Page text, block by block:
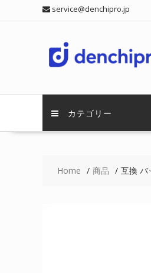
service@denchipro.jp
カテゴリー
Home 商品 互換 バ